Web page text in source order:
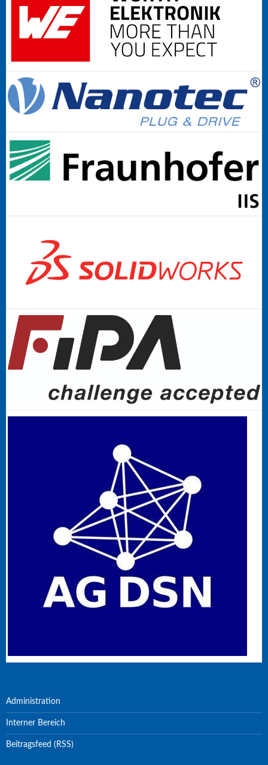
Administration
Interner Bereich
Beitragsfeed (RSS)